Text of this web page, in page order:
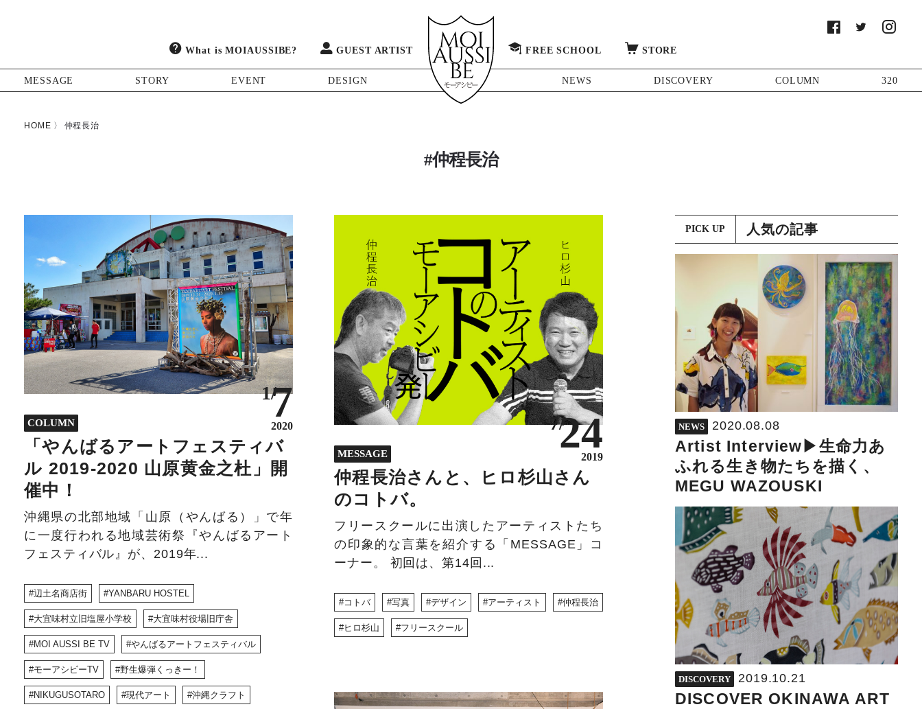
What is MOIAUSSIBE? GUEST ARTIST FREE SCHOOL STORE
MESSAGE STORY EVENT DESIGN NEWS DISCOVERY COLUMN 320
HOME 仲程長治
#仲程長治
COLUMN
1/7
2020
「やんばるアートフェスティバ
ル 2019-2020 山原黄金之杜」開
催中！
沖縄県の北部地域「山原（やんばる）」で年
に一度行われる地域芸術祭『やんばるアート
フェスティバル』が、2019年...
辺土名商店街 YANBARU HOSTEL
大宜味村立旧塩屋小学校 大宜味村役場旧庁舎
MOI AUSSI BE TV やんばるアートフェスティバル
モーアシビーTV 野生爆弾くっきー！
NIKUGUSOTARO 現代アート 沖縄クラフト
MESSAGE
7/24
2019
仲程長治さんと、ヒロ杉山さん
のコトバ。
フリースクールに出演したアーティストたち
の印象的な言葉を紹介する「MESSAGE」コ
ーナー。 初回は、第14回...
コトバ 写真 デザイン アーティスト 仲程長治
ヒロ杉山 フリースクール
人気の記事
PICK UP
NEWS 2020.08.08
Artist Interview▶︎生命力あ
ふれる生き物たちを描く、
MEGU WAZOUSKI
DISCOVERY 2019.10.21
DISCOVER OKINAWA ART